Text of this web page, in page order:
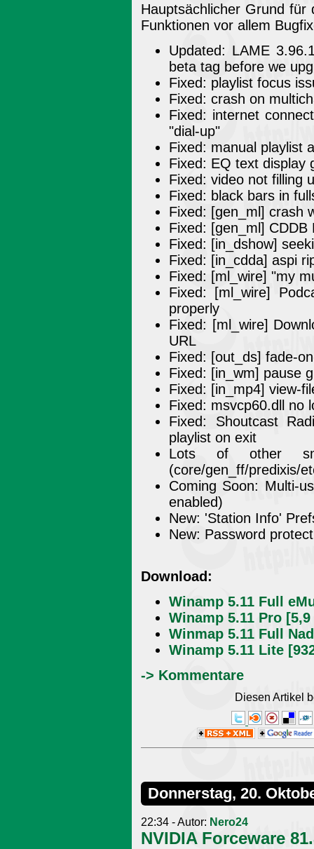
Hauptsächlicher Grund für
Funktionen vor allem
Updated: LAME
beta tag before we
Fixed: playlist focus
Fixed: crash on
Fixed: internet
"dial-up"
Fixed: manual playlist
Fixed: EQ text display
Fixed: video not filling
Fixed: black bars in
Fixed: [gen_ml] crash
Fixed: [gen_ml] CDDB
Fixed: [in_dshow]
Fixed: [in_cdda] aspi
Fixed: [ml_wire] "my
Fixed: [ml_wire]
properly
Fixed: [ml_wire]
URL
Fixed: [out_ds] fade-
Fixed: [in_wm] pause
Fixed: [in_mp4] view-
Fixed: msvcp60.dll no
Fixed: Shoutcast
playlist on exit
Lots of other
(core/gen_ff/predixis/
Coming Soon: Multi-
enabled)
New: 'Station Info'
New: Password
Download:
Winamp 5.11 Full
Winamp 5.11 Pro [5,9
Winmap 5.11 Full
Winamp 5.11 Lite
-> Kommentare
Diesen Artikel
Donnerstag, 20.
22:34 - Autor: Nero24
NVIDIA Forceware